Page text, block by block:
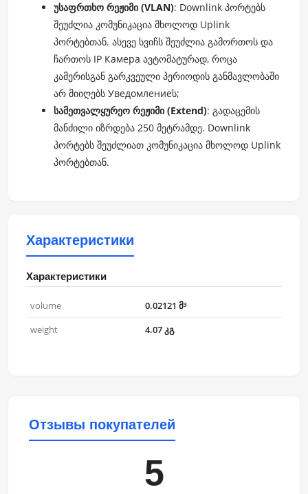
უსაფრთხო რეჟიმი (VLAN): Downlink პორტებს
შეუძლია კომუნიკაცია მხოლოდ Uplink
პორტებთან. ასევე სვიჩს შეუძლია გამორთოს და
ჩართოს IP Камера ავტომატურად, როცა
კამერისგან გარკვეული პერიოდის განმავლობაში
არ მიიღებს Уведомлениеს;
სამეთვალყურეო რეჟიმი (Extend): გადაცემის
მანძილი იზრდება 250 მეტრამდე. Downlink
პორტებს შეუძლიათ კომუნიკაცია მხოლოდ Uplink
პორტებთან.
Характеристики
Характеристики
volume
0.02121 მ³
weight
4.07 კგ
Отзывы покупателей
5